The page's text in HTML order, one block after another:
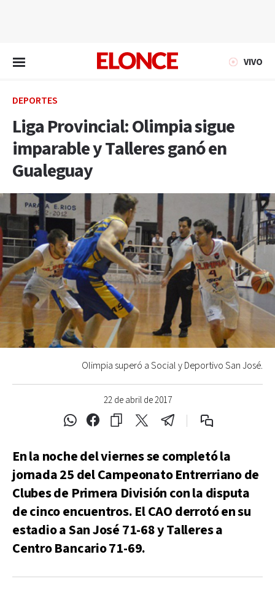
VIVO
DEPORTES
Liga Provincial: Olimpia sigue
imparable y Talleres ganó en
Gualeguay
22 de abril de 2017
Olimpia superó a Social y Deportivo San José.
En la noche del viernes se completó la
jornada 25 del Campeonato Entrerriano de
Clubes de Primera División con la disputa
de cinco encuentros. El CAO derrotó en su
estadio a San José 71-68 y Talleres a
Centro Bancario 71-69.